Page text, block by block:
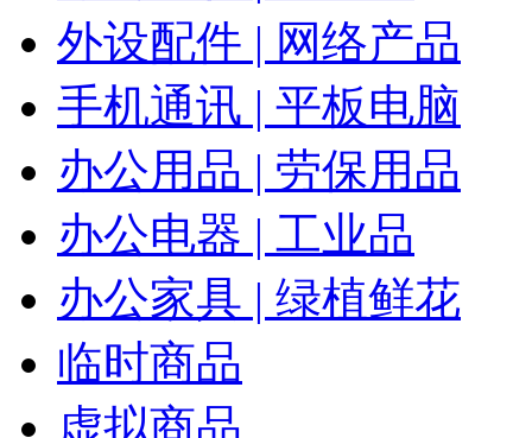
外设配件 | 网络产品
手机通讯 | 平板电脑
办公用品 | 劳保用品
办公电器 | 工业品
办公家具 | 绿植鲜花
临时商品
虚拟商品